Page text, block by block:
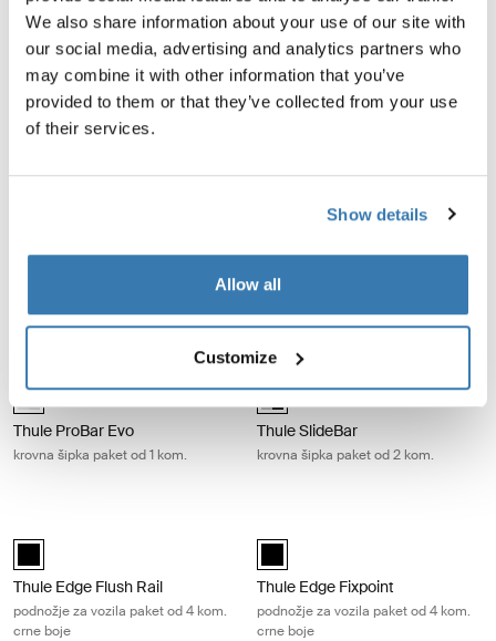
We also share information about your use of our site with
our social media, advertising and analytics partners who
may combine it with other information that you’ve
provided to them or that they’ve collected from your use
of their services.
Show details
Allow all
Customize
Thule Caprock cover strip gumena zaštita za krovnu platformu Black
Thule Caprock cover strip Crna (selected)
Thule Caprock cover strip
gumena zaštita za krovnu
Thule SquareBar Evo krovna šipka
black (selected)
Thule SquareBar Evo
Thule SquareBar krovna šipka paket od 2 kom. Black
Thule ProBar Evo krovna šipka
Thule ProBar Evo
Thule ProBar Evo krovna šipka paket od 1 kom. Aluminum
aluminium (selected)
Thule ProBar Evo
krovna šipka paket od 1 kom.
Thule SlideBar krovna šipka paket
Alu-Black (selected)
Thule SlideBar
krovna šipka paket od 2 kom.
Thule Edge Flush Rail Crna (selected)
Thule Edge Flush Rail
podnožje za vozila paket od 4 kom.
crne boje
Thule Edge Fixpoint Crna
Thule Edge Fixpoint
podnožje za vozila paket od 4 kom.
crne boje